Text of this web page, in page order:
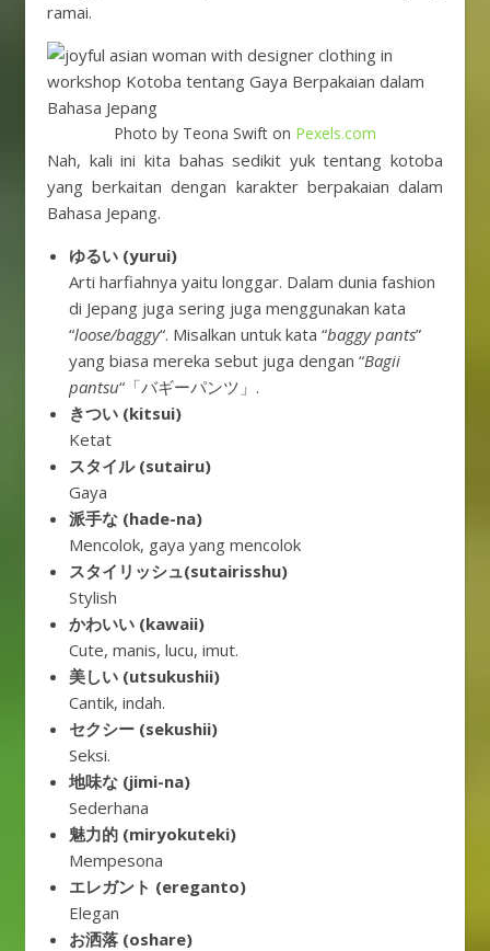
ramai.
Photo by Teona Swift on Pexels.com
Nah, kali ini kita bahas sedikit yuk tentang kotoba
yang berkaitan dengan karakter berpakaian dalam
Bahasa Jepang.
ゆるい (yurui)
Arti harfiahnya yaitu longgar. Dalam dunia fashion
di Jepang juga sering juga menggunakan kata
“loose/baggy“. Misalkan untuk kata “baggy pants”
yang biasa mereka sebut juga dengan “Bagii
pantsu“「バギーパンツ」.
きつい (kitsui)
Ketat
スタイル (sutairu)
Gaya
派手な (hade-na)
Mencolok, gaya yang mencolok
スタイリッシュ(sutairisshu)
Stylish
かわいい (kawaii)
Cute, manis, lucu, imut.
美しい (utsukushii)
Cantik, indah.
セクシー (sekushii)
Seksi.
地味な (jimi-na)
Sederhana
魅力的 (miryokuteki)
Mempesona
エレガント (ereganto)
Elegan
お洒落 (oshare)